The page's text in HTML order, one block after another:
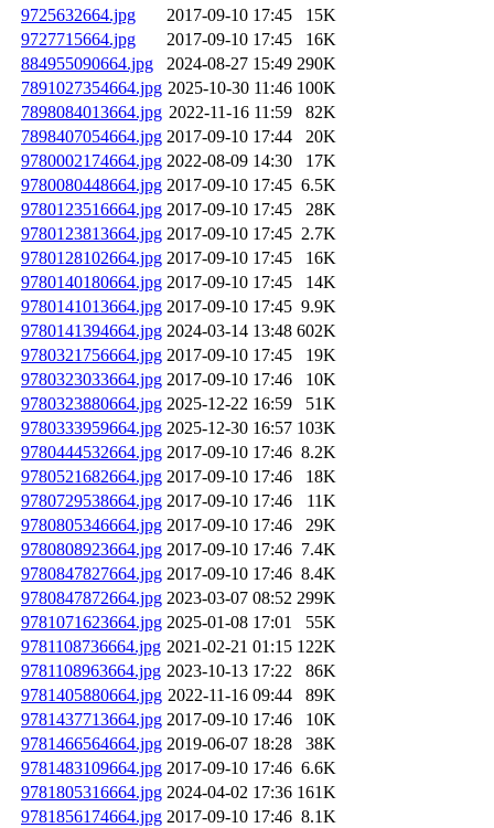
9725632664.jpg
2017-09-10 17:45
15K
9727715664.jpg
2017-09-10 17:45
16K
884955090664.jpg
2024-08-27 15:49 290K
7891027354664.jpg 2025-10-30 11:46 100K
7898084013664.jpg 2022-11-16 11:59
82K
7898407054664.jpg 2017-09-10 17:44
20K
9780002174664.jpg 2022-08-09 14:30
17K
9780080448664.jpg 2017-09-10 17:45 6.5K
9780123516664.jpg 2017-09-10 17:45
28K
9780123813664.jpg 2017-09-10 17:45 2.7K
9780128102664.jpg 2017-09-10 17:45
16K
9780140180664.jpg 2017-09-10 17:45
14K
9780141013664.jpg 2017-09-10 17:45 9.9K
9780141394664.jpg 2024-03-14 13:48 602K
9780321756664.jpg 2017-09-10 17:45
19K
9780323033664.jpg 2017-09-10 17:46
10K
9780323880664.jpg 2025-12-22 16:59
51K
9780333959664.jpg 2025-12-30 16:57 103K
9780444532664.jpg 2017-09-10 17:46 8.2K
9780521682664.jpg 2017-09-10 17:46
18K
9780729538664.jpg 2017-09-10 17:46
11K
9780805346664.jpg 2017-09-10 17:46
29K
9780808923664.jpg 2017-09-10 17:46 7.4K
9780847827664.jpg 2017-09-10 17:46 8.4K
9780847872664.jpg 2023-03-07 08:52 299K
9781071623664.jpg 2025-01-08 17:01
55K
9781108736664.jpg 2021-02-21 01:15 122K
9781108963664.jpg 2023-10-13 17:22
86K
9781405880664.jpg 2022-11-16 09:44
89K
9781437713664.jpg 2017-09-10 17:46
10K
9781466564664.jpg 2019-06-07 18:28
38K
9781483109664.jpg 2017-09-10 17:46 6.6K
9781805316664.jpg 2024-04-02 17:36 161K
9781856174664.jpg 2017-09-10 17:46 8.1K